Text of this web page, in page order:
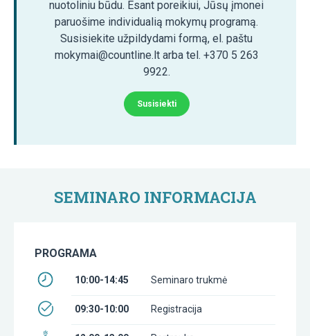
nuotoliniu būdu. Esant poreikiui, Jūsų įmonei
paruošime individualią mokymų programą.
Susisiekite užpildydami formą, el. paštu
mokymai@countline.lt arba tel. +370 5 263
9922.
Susisiekti
SEMINARO INFORMACIJA
PROGRAMA
10:00-14:45 Seminaro trukmė
09:30-10:00 Registracija